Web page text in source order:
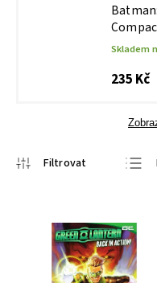
Skladem
235 Kč